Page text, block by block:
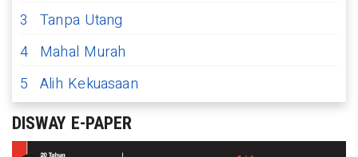
3
Tanpa Utang
4 Mahal Murah
5 Alih Kekuasaan
DISWAY E-PAPER